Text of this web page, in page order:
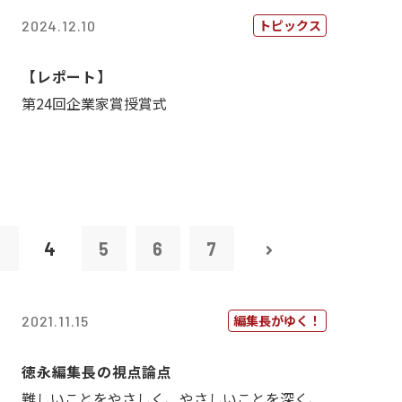
2024.12.10 トピックス
【レポート】
第24回企業家賞授賞式
4 5 6 7
2021.11.15 編集長がゆく！
徳永編集長の視点論点